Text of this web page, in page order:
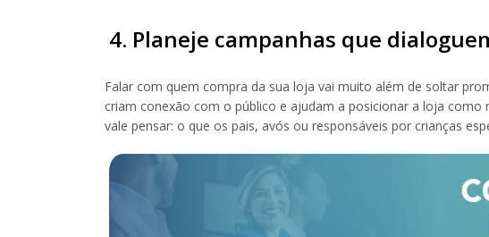
4. Planeje campanhas que
Falar com quem compra da sua loja vai muito além de soltar
criam conexão com o público e ajudam a posicionar a loja como
vale pensar: o que os pais, avós ou responsáveis por crianças